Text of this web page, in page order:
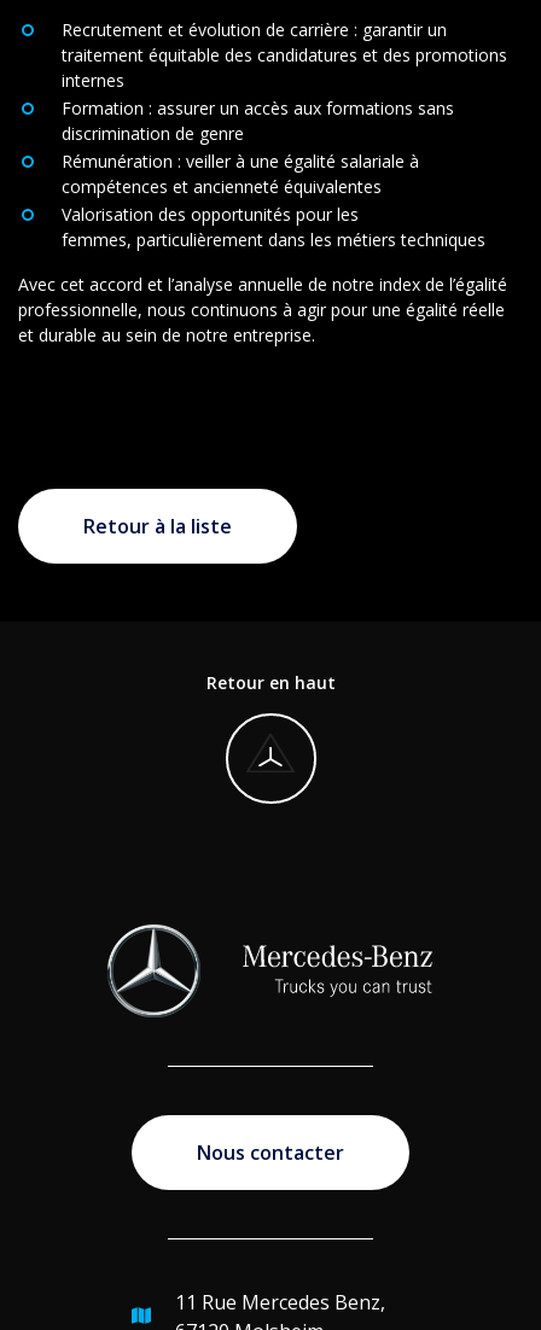
Recrutement et évolution de carrière : garantir un
traitement équitable des candidatures et des promotions
internes
Formation : assurer un accès aux formations sans
discrimination de genre
Rémunération : veiller à une égalité salariale à
compétences et ancienneté équivalentes
Valorisation des opportunités pour les
femmes, particulièrement dans les métiers techniques
Avec cet accord et l’analyse annuelle de notre index de l’égalité
professionnelle, nous continuons à agir pour une égalité réelle
et durable au sein de notre entreprise.
Retour à la liste
Retour en haut
Nous contacter
11 Rue Mercedes Benz,